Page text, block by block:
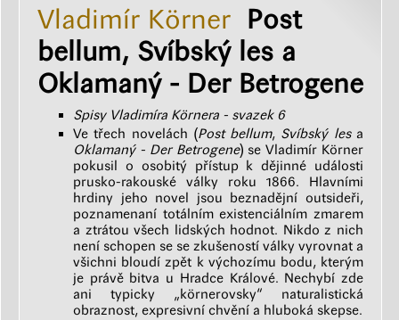
Vladimír Körner Post
bellum, Svíbský les a
Oklamaný - Der Betrogene
Spisy Vladimíra Körnera - svazek 6
Ve třech novelách (Post bellum, Svíbský lesa
Oklamaný - Der Betrogene) se Vladimír Körner
pokusil o osobitý přístup k dějinné události
prusko-rakouské války roku 1866. Hlavními
hrdiny jeho novel jsou beznadějní outsideři,
poznamenaní totálním existenciálním zmarem
a ztrátou všech lidských hodnot. Nikdo z nich
není schopen se se zkušeností války vyrovnat a
všichni bloudí zpět k výchozímu bodu, kterým
je právě bitva u Hradce Králové. Nechybí zde
ani typicky „körnerovsky“ naturalistická
obraznost, expresivní chvění a hluboká skepse.